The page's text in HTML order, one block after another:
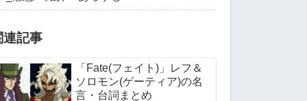
連記事
「Fate(フェイト)」レフ＆
ソロモン(ゲーティア)の名
言・台詞まとめ